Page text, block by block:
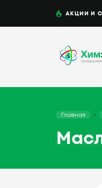
АКЦИИ И
Главная